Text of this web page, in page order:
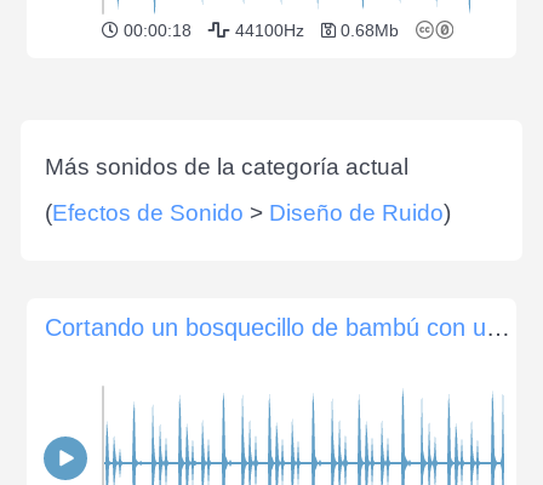
00:00:18 44100Hz 0.68Mb
Más sonidos de la categoría actual
(Efectos de Sonido > Diseño de Ruido)
Cortando un bosquecillo de bambú con un machete